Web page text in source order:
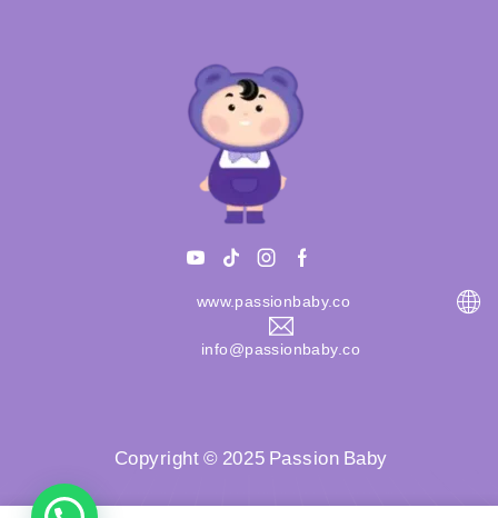
www.passionbaby.co
info@passionbaby.co
Copyright © 2025 Passion Baby